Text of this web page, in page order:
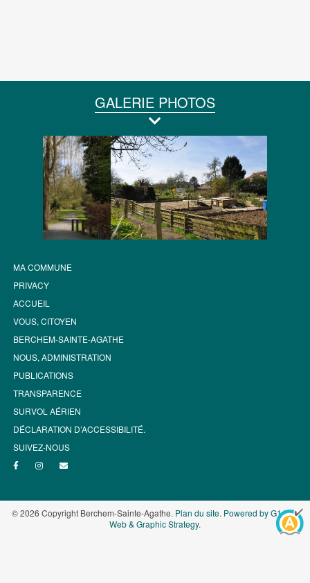
GALERIE PHOTOS
MA COMMUNE
PRIVACY
ACCUEIL
VOUS, CITOYEN
BERCHEM-SAINTE-AGATHE
NOUS, ADMINISTRATION
PUBLICATIONS
TRANSPARENCE
SURVOL AÉRIEN
DÉCLARATION D’ACCESSIBILITÉ.
SUIVEZ-NOUS
© 2026 Copyright Berchem-Sainte-Agathe. Plan du site. Powered by G1.be -
Web & Graphic Strategy.